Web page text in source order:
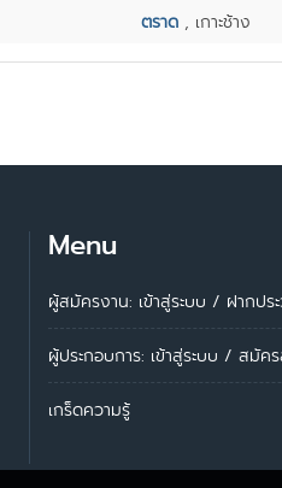
ตราด , เกาะช้าง
Menu
ผู้สมัครงาน: เข้าสู่ระบบ / ฝากปร
ผู้ประกอบการ: เข้าสู่ระบบ / สมัค
เกร็ดความรู้